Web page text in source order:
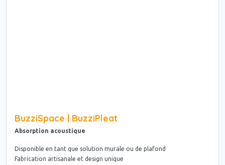
BuzziSpace | BuzziPleat
Absorption acoustique
Disponible en tant que solution murale ou de plafond
Fabrication artisanale et design unique